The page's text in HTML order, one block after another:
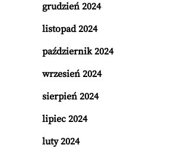
grudzień 2024
listopad 2024
październik 2024
wrzesień 2024
sierpień 2024
lipiec 2024
luty 2024